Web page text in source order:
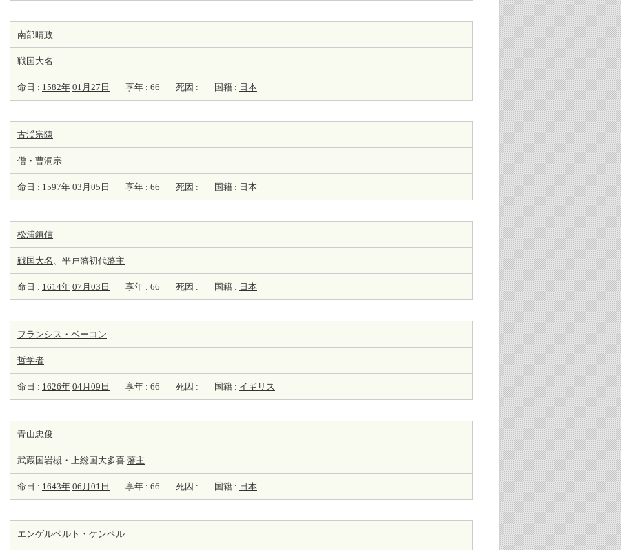
南部晴政
戦国大名
命日 : 1582年 01月27日 享年 : 66 死因 : 国籍 : 日本
古渓宗陳
僧 ・曹洞宗
命日 : 1597年 03月05日 享年 : 66 死因 : 国籍 : 日本
松浦鎮信
戦国大名 、平戸藩初代藩主
命日 : 1614年 07月03日 享年 : 66 死因 : 国籍 : 日本
フランシス・ベーコン
哲学者
命日 : 1626年 04月09日 享年 : 66 死因 : 国籍 : イギリス
青山忠俊
武蔵国岩槻・上総国大多喜 藩主
命日 : 1643年 06月01日 享年 : 66 死因 : 国籍 : 日本
エンゲルベルト・ケンペル